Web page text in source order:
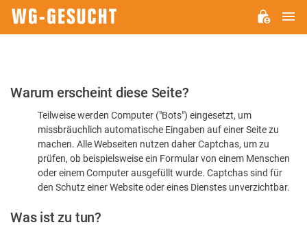
Bitte
dass
sind
Warum erscheint diese Seite?
Teilweise werden Computer ("Bots") eingesetzt, um
missbräuchlich automatische Eingaben auf einer Seite zu
machen. Alle Webseiten nutzen daher Captchas, um zu
prüfen, ob beispielsweise ein Formular von einem Menschen
oder einem Computer ausgefüllt wurde. Captchas sind für
den Schutz einer Website oder eines Dienstes unverzichtbar.
Was ist zu tun?